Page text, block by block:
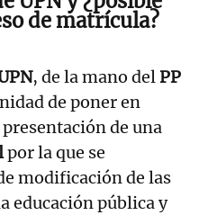
de matrícula?
, de la mano delPP
de poner en
de una
por la que se
modificación de las
educación pública y